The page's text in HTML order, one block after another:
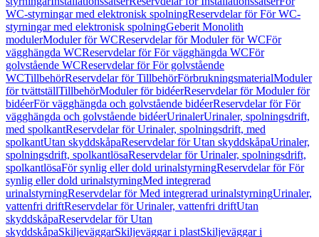
WC-styrningar med elektronisk spolningReservdelar för För WC-
styrningar med elektronisk spolningGeberit Monolith
modulerModuler för WCReservdelar för Moduler för WCFör
vägghängda WCReservdelar för För vägghängda WCFör
golvstående WCReservdelar för För golvstående
WCTillbehörReservdelar för TillbehörFörbrukningsmaterialModuler
för tvättställTillbehörModuler för bidéerReservdelar för Moduler för
bidéerFör vägghängda och golvstående bidéerReservdelar för För
vägghängda och golvstående bidéerUrinalerUrinaler, spolningsdrift,
med spolkantReservdelar för Urinaler, spolningsdrift, med
spolkantUtan skyddskåpaReservdelar för Utan skyddskåpaUrinaler,
spolningsdrift, spolkantlösaReservdelar för Urinaler, spolningsdrift,
spolkantlösaFör synlig eller dold urinalstyrningReservdelar för För
synlig eller dold urinalstyrningMed integrerad
urinalstyrningReservdelar för Med integrerad urinalstyrningUrinaler,
vattenfri driftReservdelar för Urinaler, vattenfri driftUtan
skyddskåpaReservdelar för Utan
skyddskåpaSkiljeväggarSkiljeväggar i plastSkiljeväggar i